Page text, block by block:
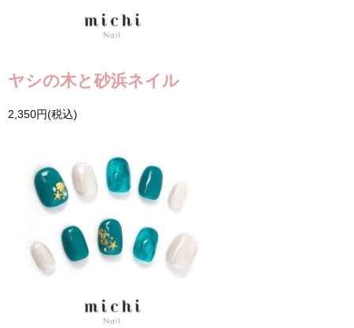
ヤシの木と砂浜ネイル
2,350円(税込)